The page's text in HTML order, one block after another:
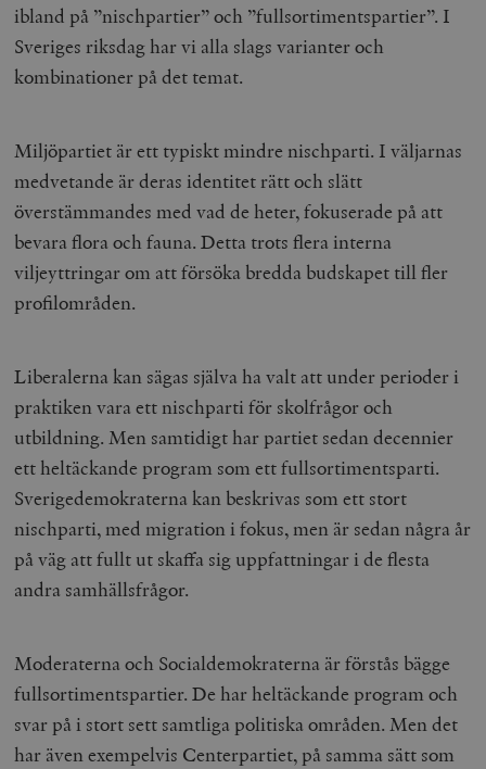
ibland på ”nischpartier” och ”fullsortimentspartier”. I
Sveriges riksdag har vi alla slags varianter och
kombinationer på det temat.
Miljöpartiet är ett typiskt mindre nischparti. I väljarnas
medvetande är deras identitet rätt och slätt
överstämmandes med vad de heter, fokuserade på att
bevara flora och fauna. Detta trots flera interna
viljeyttringar om att försöka bredda budskapet till fler
profilområden.
Liberalerna kan sägas själva ha valt att under perioder i
praktiken vara ett nischparti för skolfrågor och
utbildning. Men samtidigt har partiet sedan decennier
ett heltäckande program som ett fullsortimentsparti.
Sverigedemokraterna kan beskrivas som ett stort
nischparti, med migration i fokus, men är sedan några år
på väg att fullt ut skaffa sig uppfattningar i de flesta
andra samhällsfrågor.
Moderaterna och Socialdemokraterna är förstås bägge
fullsortimentspartier. De har heltäckande program och
svar på i stort sett samtliga politiska områden. Men det
har även exempelvis Centerpartiet, på samma sätt som